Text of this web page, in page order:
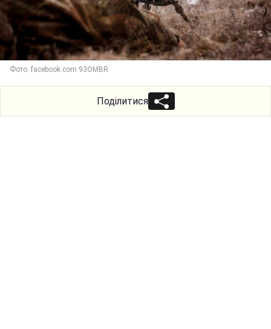
Фото: facebook.com 93OMBR
Поділитися